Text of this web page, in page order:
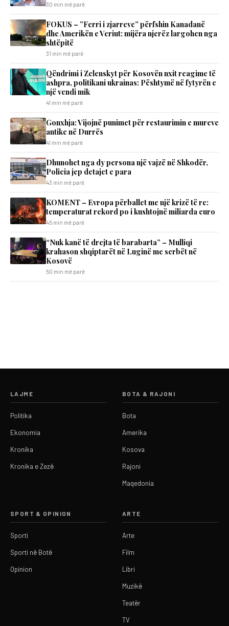
30 min më parë
FOKUS – ”Ferri i zjarreve” përfshin Kanadanë
dhe Amerikën e Veriut: mijëra njerëz largohen nga
shtëpitë
31 min më parë
Qëndrimi i Zelenskyt për Kosovën nxit reagime të
ashpra, politikani ukrainas: Pështymë në fytyrën e
një vendi mik
41 min më parë
Gonxhja: Vijojnë punimet për restaurimin e mureve
antike në Durrës
41 min më parë
Dhunohet nga dy persona një vajzë në Shkodër,
Policia jep detajet e para
43 min më parë
KOMENT – Evropa përballet me një krizë të re:
temperaturat rekord po i kushtojnë miliarda euro
45 min më parë
“Nuk kanë të drejta të barabarta” – Mulliqi
krahason shqiptarët në Luginë me serbët në
Kosovë
50 min më parë
LAJME
Politika
Ekonomia
Kronika
Kronika e Zezë
BOTA & RAJONI
Bota
Amerika
Kosova
Rajoni
Maqedonia
SPORT & OPINION
Sporti
Sporti në Botë
Opinion
ARTE
Arte
Film
Libri
Muzikë
Teatër
TV